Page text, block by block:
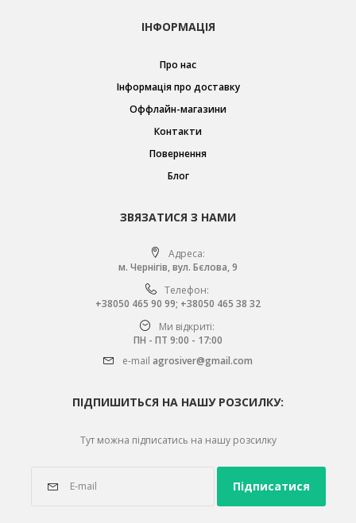
ІНФОРМАЦІЯ
Про нас
Інформація про доставку
Оффлайн-магазини
Контакти
Повернення
Блог
ЗВЯЗАТИСЯ З НАМИ
Адреса:
м. Чернігів, вул. Бєлова, 9
Телефон:
+38050 465 90 99; +38050 465 38 32
Ми відкриті:
ПН - ПТ 9:00 - 17:00
e-mail agrosiver@gmail.com
ПІДПИШИТЬСЯ НА НАШУ РОЗСИЛКУ:
Тут можна підписатись на нашу розсилку
Підписатися